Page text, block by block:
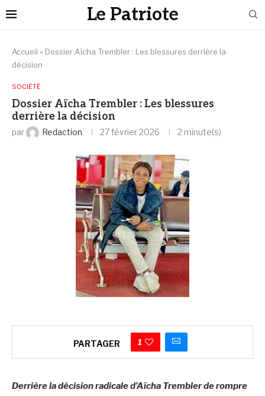
Le Patriote
Accueil » Dossier Aïcha Trembler : Les blessures derrière la
décision
SOCIÉTÉ
Dossier Aïcha Trembler : Les blessures
derrière la décision
par Redaction 27 février 2026 2 minute(s)
PARTAGER 1
Derrière la décision radicale d’Aïcha Trembler de rompre